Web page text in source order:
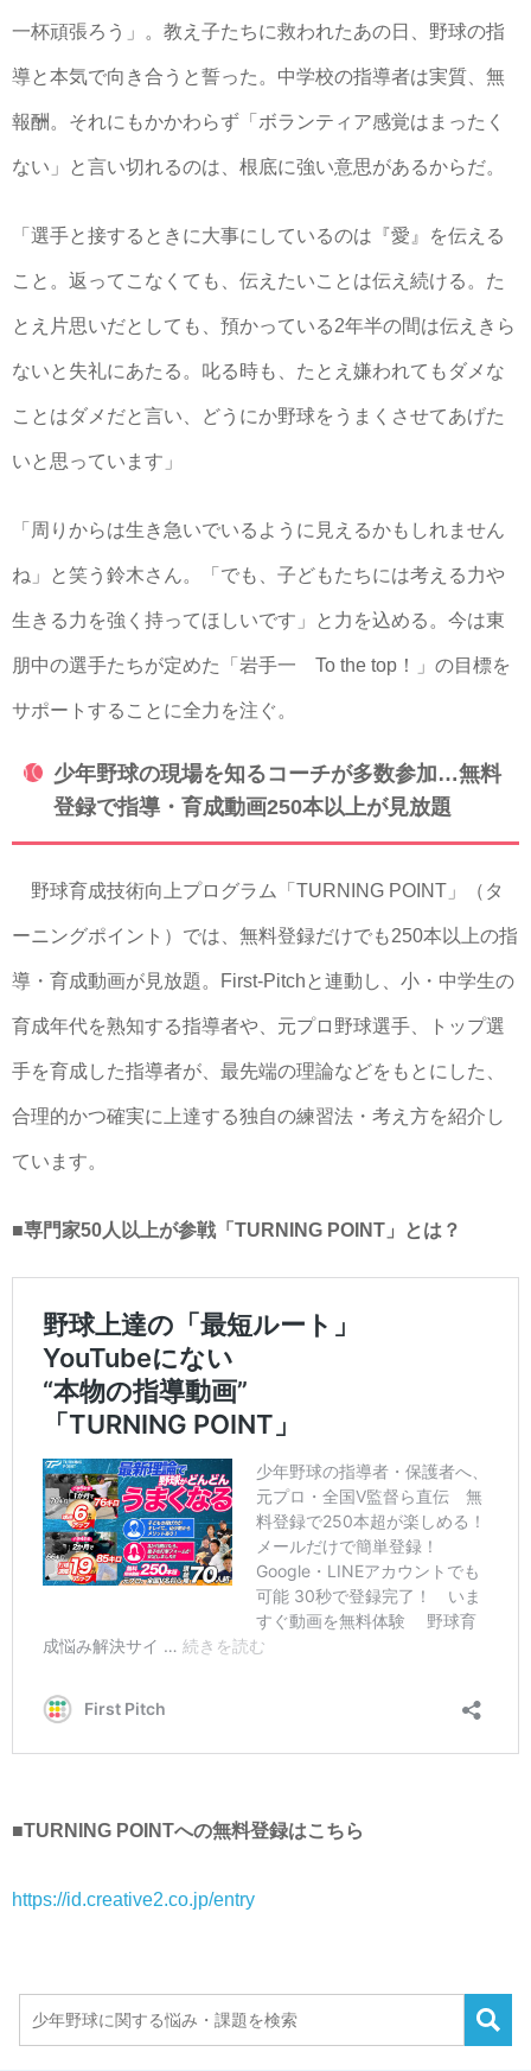
一杯頑張ろう」。教え子たちに救われたあの日、野球の指
導と本気で向き合うと誓った。中学校の指導者は実質、無
報酬。それにもかかわらず「ボランティア感覚はまったく
ない」と言い切れるのは、根底に強い意思があるからだ。
「選手と接するときに大事にしているのは『愛』を伝える
こと。返ってこなくても、伝えたいことは伝え続ける。た
とえ片思いだとしても、預かっている2年半の間は伝えきら
ないと失礼にあたる。叱る時も、たとえ嫌われてもダメな
ことはダメだと言い、どうにか野球をうまくさせてあげた
いと思っています」
「周りからは生き急いでいるように見えるかもしれません
ね」と笑う鈴木さん。「でも、子どもたちには考える力や
生きる力を強く持ってほしいです」と力を込める。今は東
朋中の選手たちが定めた「岩手一 To the top！」の目標を
サポートすることに全力を注ぐ。
少年野球の現場を知るコーチが多数参加…無料
登録で指導・育成動画250本以上が見放題
野球育成技術向上プログラム「TURNING POINT」（タ
ーニングポイント）では、無料登録だけでも250本以上の指
導・育成動画が見放題。First-Pitchと連動し、小・中学生の
育成年代を熟知する指導者や、元プロ野球選手、トップ選
手を育成した指導者が、最先端の理論などをもとにした、
合理的かつ確実に上達する独自の練習法・考え方を紹介し
ています。
■専門家50人以上が参戦「TURNING POINT」とは？
■TURNING POINTへの無料登録はこちら
https://id.creative2.co.jp/entry